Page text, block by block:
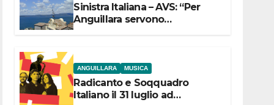
Sinistra Italiana – AVS: “Per
Anguillara servono
ANGUILLARA MUSICA
Radicanto e Soqquadro
Italiano il 31 luglio ad